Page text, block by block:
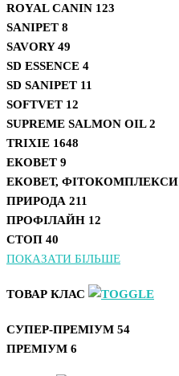
ROYAL CANIN 123
SANIPET 8
SAVORY49
SD ESSENCE 4
SD SANIPET 11
SOFTVET 12
SUPREME SALMON OIL2
TRIXIE 1648
ЕКОВЕТ 9
ЕКОВЕТ, ФІТОКОМПЛЕКСИ
ПРИРОДА 211
ПРОФІЛАЙН 12
СТОП 40
ПОКАЗАТИ БІЛЬШЕ
ТОВАР КЛАС
СУПЕР-ПРЕМІУМ 54
ПРЕМІУМ 6